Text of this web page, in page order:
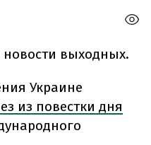
новости выходных.
Украине
из повестки дня